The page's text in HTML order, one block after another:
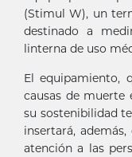
(Stimul W), un
destinado a
linterna de uso
El equipamiento,
causas de muerte
su sostenibilidad
insertará,
atención a las